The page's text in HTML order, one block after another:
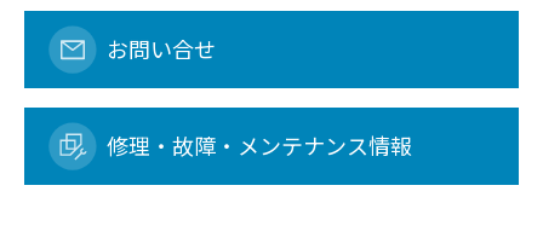
お問い合せ
修理・故障・メンテナンス情報